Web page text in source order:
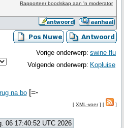
Rapporteer boodskap aan 'n moderator
Vorige onderwerp: swine flu
Volgende onderwerp: Kopluise
na bo[=-
[ XML-voer] [ ]
06 17:40:52 UTC 2026